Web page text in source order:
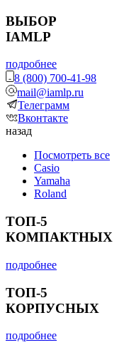
ВЫБОР
IAMLP
подробнее
8 (800) 700-41-98
mail@iamlp.ru
Телеграмм
Вконтакте
назад
Посмотреть все
Casio
Yamaha
Roland
ТОП-5
КОМПАКТНЫХ
подробнее
ТОП-5
КОРПУСНЫХ
подробнее